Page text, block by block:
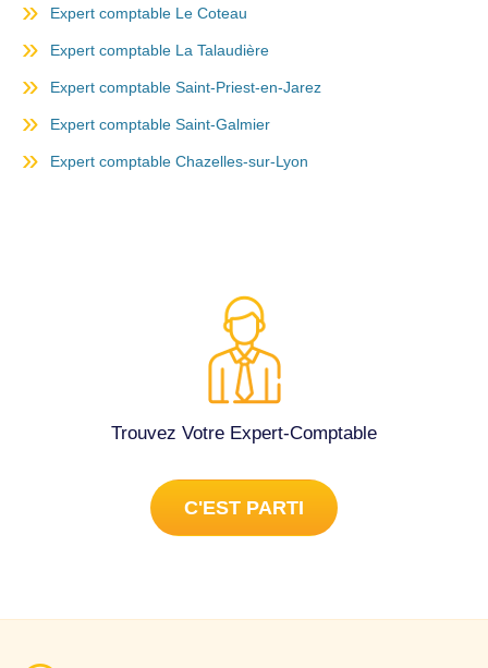
Expert comptable Le Coteau
Expert comptable La Talaudière
Expert comptable Saint-Priest-en-Jarez
Expert comptable Saint-Galmier
Expert comptable Chazelles-sur-Lyon
Trouvez Votre Expert-Comptable
C'EST PARTI